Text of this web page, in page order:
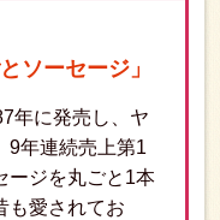
ソーセージ」
年に発売し、ヤ
9年連続売上第1
ージを丸ごと1本
も愛されてお